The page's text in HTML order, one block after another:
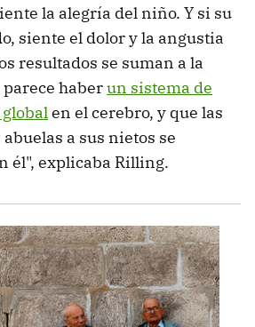
la alegría del niño. Y si su
siente el dolor y la angustia
resultados se suman a la
haberun sistema de
en el cerebro, y que las
a sus nietos se
él", explicaba Rilling.